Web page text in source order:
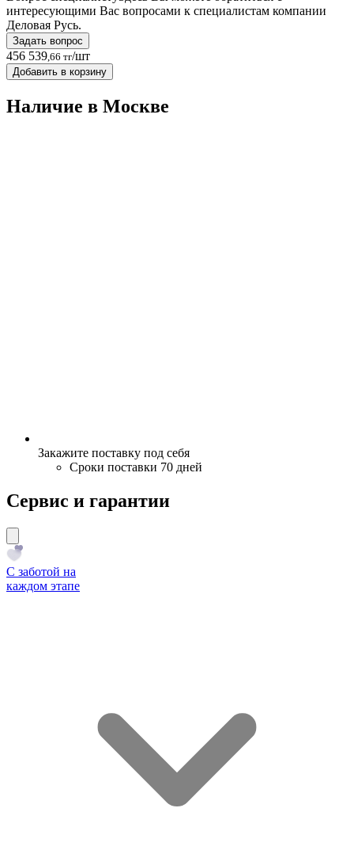
интересующими Вас вопросами к специалистам компании
Деловая Русь.
Задать вопрос
456 539 ,66 тг/шт
Добавить в корзину
Наличие в Москвe
Закажите поставку под себя
Сроки поставки 70 дней
Сервис и гарантии
С заботой на
каждом этапе